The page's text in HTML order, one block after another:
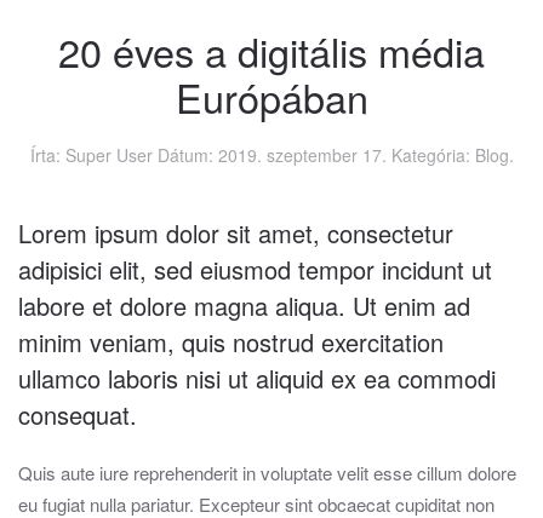
20 éves a digitális média
Európában
Írta: Super User Dátum: 2019. szeptember 17. Kategória: Blog.
Lorem ipsum dolor sit amet, consectetur
adipisici elit, sed eiusmod tempor incidunt ut
labore et dolore magna aliqua. Ut enim ad
minim veniam, quis nostrud exercitation
ullamco laboris nisi ut aliquid ex ea commodi
consequat.
Quis aute iure reprehenderit in voluptate velit esse cillum dolore
eu fugiat nulla pariatur. Excepteur sint obcaecat cupiditat non